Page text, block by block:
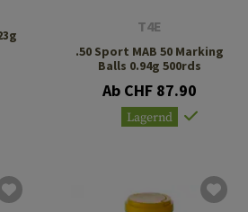
T4E
.50 Sport MAB 50 Marking
Balls 0.94g 500rds
Ab CHF 87.90
Lagernd